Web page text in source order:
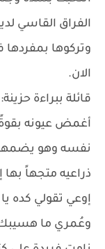
الفراق القاسي
وتركوها
الان.
قائلة ببراءة
أغمض عيونه
نفسه وهو يضمها
ذراعيه متجهاً
إوعي تقولي كده
وعُمري ما هسيبك